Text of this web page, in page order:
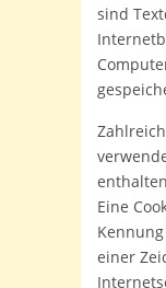
sind
Eine
einer